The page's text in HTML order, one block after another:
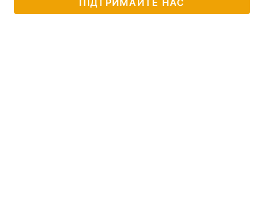
ПІДТРИМАЙТЕ НАС